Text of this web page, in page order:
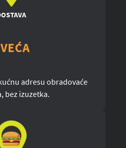
adresu obradovaće
bez izuzetka.